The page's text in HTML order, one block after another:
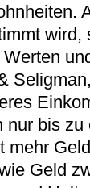
bis zu
Geld